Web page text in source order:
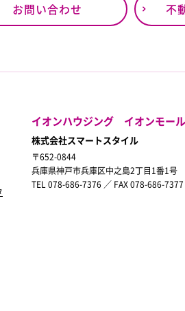
お問い合わせ 不
イオンハウジング イオンモー
株式会社スマートスタイル
〒652-0844
兵庫県神戸市兵庫区中之島2丁目1番1
TEL 078-686-7376 ／ FAX 078-686-7377